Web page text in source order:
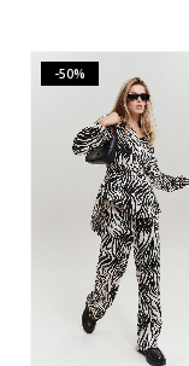
-50%